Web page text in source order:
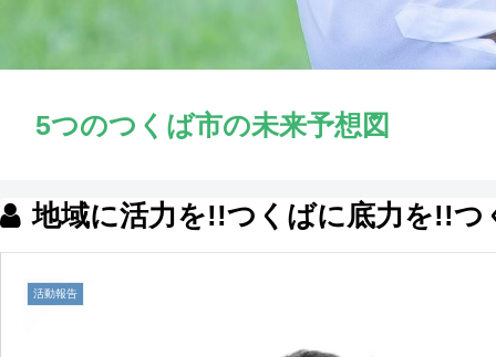
5つのつくば市の未来予想図
地域に活力を!!つくばに底力を!!つ
活動報告